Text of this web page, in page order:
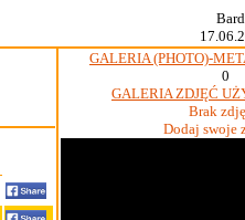
GALERIA (PHOTO)-
0
GALERIA ZDJĘĆ
Brak
Dodaj swoje